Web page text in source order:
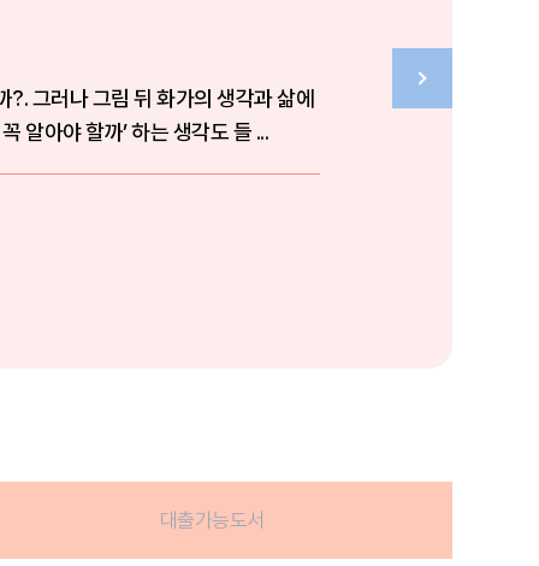
그러나 그림 뒤 화가의 생각과 삶에
알아야 할까’ 하는 생각도 들 ...
대출가능도서